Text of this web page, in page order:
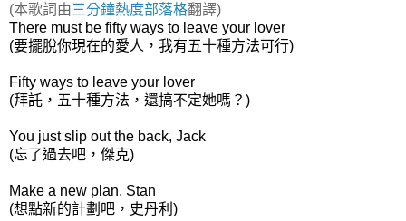
(本歌詞由三分鐘熱度部落格翻譯)
There must be fifty ways to leave your lover
(要擺脫你現在的愛人，我有五十種方法可行)
Fifty ways to leave your lover
(拜託，五十種方法，還搞不定她嗎？)
You just slip out the back, Jack
(忘了過去吧，傑克)
Make a new plan, Stan
(想點新的計劃吧，史丹利)